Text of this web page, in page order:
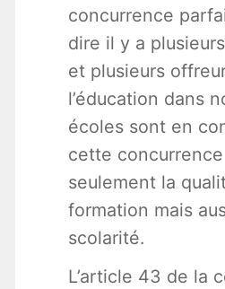
concurrence
dire il y a
et plusieurs
l’éducation dans
écoles sont en
cette
seulement la
formation mais
scolarité.
L’article 43 de la